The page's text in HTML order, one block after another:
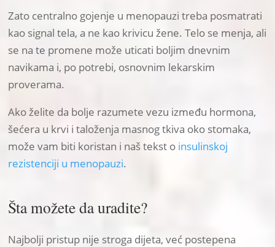
Zato centralno gojenje u menopauzi treba posmatrati
kao signal tela, a ne kao krivicu žene. Telo se menja, ali
se na te promene može uticati boljim dnevnim
navikama i, po potrebi, osnovnim lekarskim
proverama.
Ako želite da bolje razumete vezu između hormona,
šećera u krvi i taloženja masnog tkiva oko stomaka,
može vam biti koristan i naš tekst o insulinskoj
rezistenciji u menopauzi.
Šta možete da uradite?
Najbolji pristup nije stroga dijeta, već postepena